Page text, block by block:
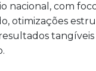
nacional, com
otimizações